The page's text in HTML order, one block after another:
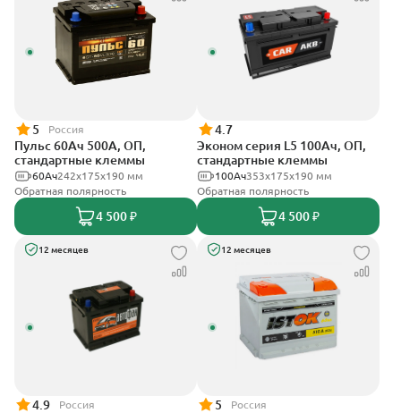
5 Россия
Пульс 60Ач 500А, ОП,
стандартные клеммы
242x175x190 мм
60Ач
Обратная полярность
4 500 ₽
4.7
Эконом серия L5 100Ач, ОП,
стандартные клеммы
353х175х190 мм
100Ач
Обратная полярность
4 500 ₽
12 месяцев
4.9 Россия
12 месяцев
5 Россия